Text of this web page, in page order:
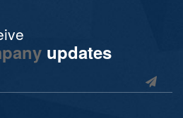
updates